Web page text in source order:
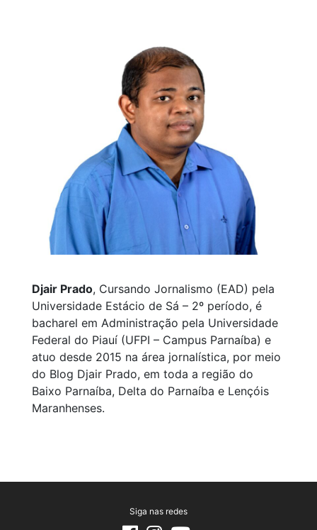
Djair Prado, Cursando Jornalismo (EAD) pela
Universidade Estácio de Sá – 2º período, é
bacharel em Administração pela Universidade
Federal do Piauí (UFPI – Campus Parnaíba) e
atuo desde 2015 na área jornalística, por meio
do Blog Djair Prado, em toda a região do
Baixo Parnaíba, Delta do Parnaíba e Lençóis
Maranhenses.
Siga nas redes